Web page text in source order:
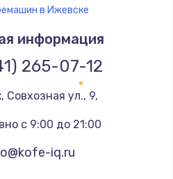
в Ижевске
информация
265-07-12
, Совхозная ул., 9,
с 9:00 до 21:00
iq.ru